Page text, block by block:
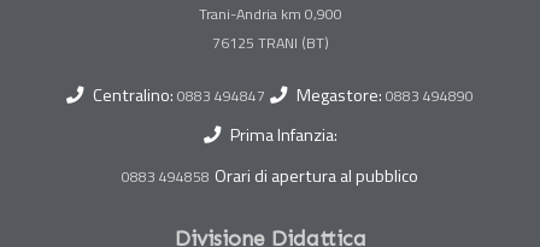
Trani-Andria km 0,900
Centralino: 0883 494847 Megastore: 0883 494890
Prima Infanzia:
0883 494858 Orari di apertura al pubblico
Divisione Didattica